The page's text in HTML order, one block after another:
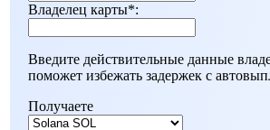
Владелец карты*:
Введите действительные данные
поможет избежать задержек с
Получаете